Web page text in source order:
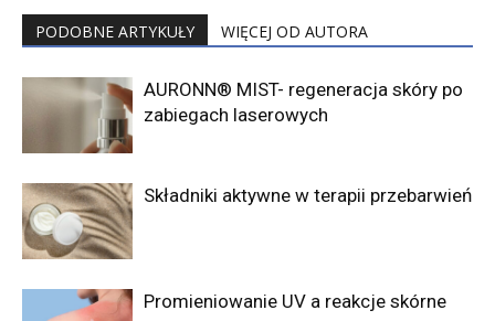
PODOBNE ARTYKUŁY WIĘCEJ OD AUTORA
AURONN® MIST- regeneracja skóry po
zabiegach laserowych
Składniki aktywne w terapii przebarwień
Promieniowanie UV a reakcje skórne